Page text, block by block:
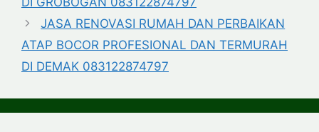
JASA RENOVASI RUMAH DAN PERBAIKAN
ATAP BOCOR PROFESIONAL DAN TERMURAH
DI DEMAK 083122874797